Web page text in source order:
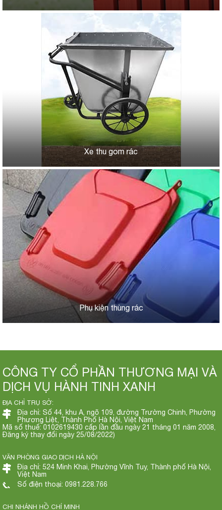
Xe thu gom rác
Phụ kiện thùng rác
CÔNG TY CỔ PHẦN THƯƠNG MẠI VÀ
DỊCH VỤ HÀNH TINH XANH
ĐỊA CHỈ TRỤ SỞ:
Địa chỉ: Số 44, khu A, ngõ 109, đường Trường Chinh, Phường
Phương Liệt, Thành Phố Hà Nội, Việt Nam
Mã số thuế: 0102619430 cấp lần đầu ngày 21 tháng 01 năm 2008,
Đăng ký thay đổi ngày 25/08/2022)
VĂN PHÒNG GIAO DỊCH HÀ NỘI
Địa chỉ: 524 Minh Khai, Phường Vĩnh Tuy, Thành phố Hà Nội,
Việt Nam
Số điện thoại: 0981.228.766
CHI NHÁNH HỒ CHÍ MINH